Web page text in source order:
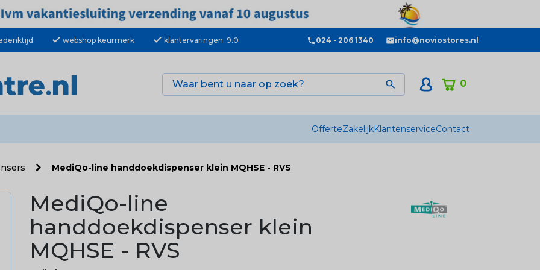
check webshop keurmerk check klantervaringen: 9.0 024 - 206 1340 info@noviostores.nl
0

OfferteZakelijkKlantenserviceContact
MediQo-line handdoekdispenser klein MQHSE - RVS
MediQo-line
handdoekdispenser klein
MQHSE - RVS